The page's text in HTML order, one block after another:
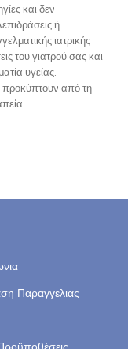
και δεν
ή
ιατρικής
του γιατρού σας και
υγείας.
προκύπτουν από τη
Παραγγελιας